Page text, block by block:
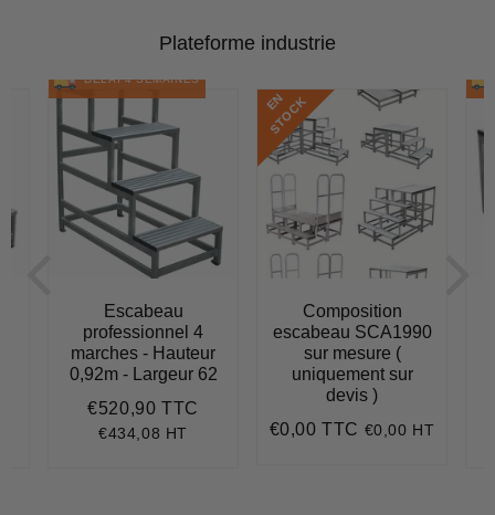
Plateforme industrie
DÉLAI 4 SEMAINES
Escabeau
professionnel 4
marches - Hauteur
0,92m - Largeur 62
Prix
régulier
€520,90 TTC
€434,08 HT
E
N
S
T
O
C
K
Composition
escabeau SCA1990
sur mesure (
uniquement sur
devis )
Prix
€0,00 TTC €0,00
€0,00 HT